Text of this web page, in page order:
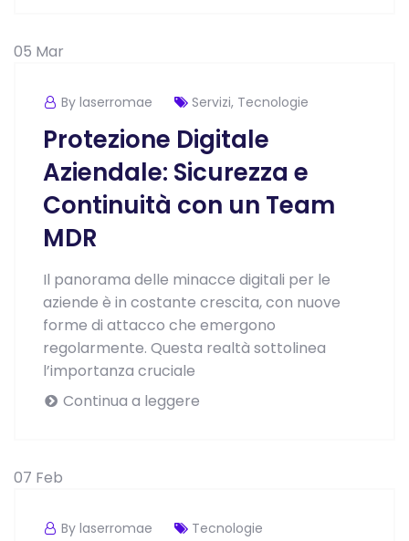
05 Mar
By laserromae Servizi, Tecnologie
Protezione Digitale
Aziendale: Sicurezza e
Continuità con un Team
MDR
Il panorama delle minacce digitali per le
aziende è in costante crescita, con nuove
forme di attacco che emergono
regolarmente. Questa realtà sottolinea
l’importanza cruciale
Continua a leggere
07 Feb
By laserromae Tecnologie